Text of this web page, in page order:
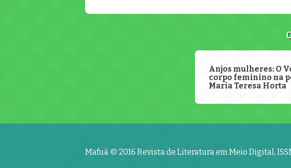
Anjos mulheres: O
corpo feminino na
Maria Teresa Horta
Mafuá © 2016Revista de Literatura em Meio Digital,